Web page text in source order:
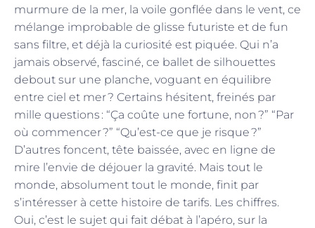
murmure de la mer, la voile gonflée dans le vent, ce
mélange improbable de glisse futuriste et de fun
sans filtre, et déjà la curiosité est piquée. Qui n’a
jamais observé, fasciné, ce ballet de silhouettes
debout sur une planche, voguant en équilibre
entre ciel et mer ? Certains hésitent, freinés par
mille questions : “Ça coûte une fortune, non ?” “Par
où commencer ?” “Qu’est-ce que je risque ?”
D’autres foncent, tête baissée, avec en ligne de
mire l’envie de déjouer la gravité. Mais tout le
monde, absolument tout le monde, finit par
s’intéresser à cette histoire de tarifs. Les chiffres.
Oui, c’est le sujet qui fait débat à l’apéro, sur la